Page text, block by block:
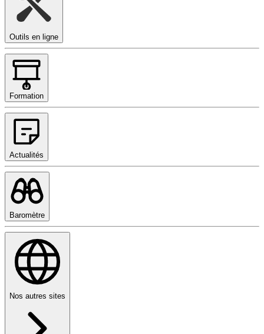
Outils en ligne
Formation
Actualités
Baromètre
Nos autres sites